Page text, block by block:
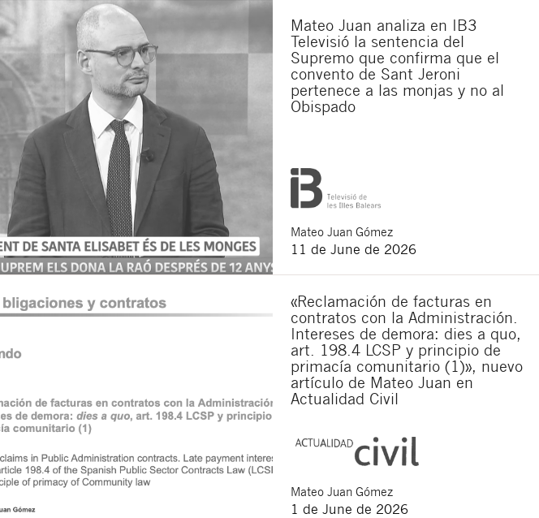
Mateo Juan analiza en IB3
Televisió la sentencia del
Supremo que confirma que el
convento de Sant Jeroni
pertenece a las monjas y no al
Obispado
Mateo Juan Gómez
11 de June de 2026
«Reclamación de facturas en
contratos con la Administración.
Intereses de demora: dies a quo,
art. 198.4 LCSP y principio de
primacía comunitario (1)», nuevo
artículo de Mateo Juan en
Actualidad Civil
Mateo Juan Gómez
1 de June de 2026
I agree to receive communications about
By clicking the submit button you declare to have read the
Legal S.L. The purpose is the attention to your request. You
rights as explained in the